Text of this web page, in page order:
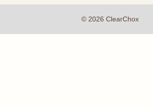
© 2026 ClearChox